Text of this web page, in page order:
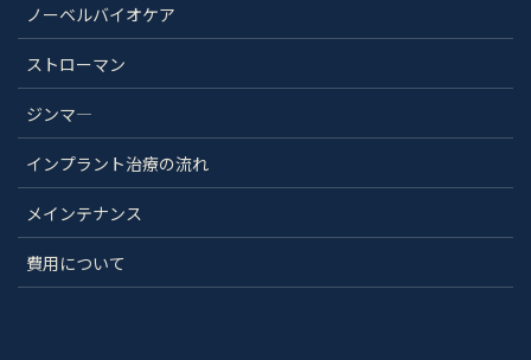
ノーベルバイオケア
ストローマン
ジンマ―
インプラント治療の流れ
メインテナンス
費用について